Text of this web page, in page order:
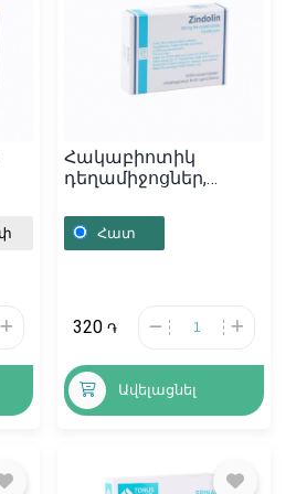
Հակաբիոտիկ
դեղամիջոցներ,
500մգ, Կիպրոս
Հատ
320 ֏
Ավելացնել